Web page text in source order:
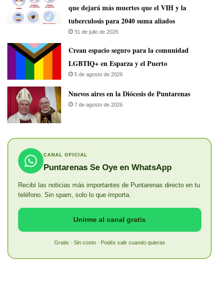
que dejará más muertes que el VIH y la
tuberculosis para 2040 suma aliados
31 de julio de 2026
Crean espacio seguro para la comunidad
LGBTIQ+ en Esparza y el Puerto
5 de agosto de 2026
​Nuevos aires en la Diócesis de Puntarenas
7 de agosto de 2026
CANAL OFICIAL
Puntarenas Se Oye en WhatsApp
Recibí las noticias más importantes de Puntarenas directo en tu
teléfono. Sin spam, solo lo que importa.
Unirme al canal gratis
Gratis · Sin costo · Podés salir cuando quieras